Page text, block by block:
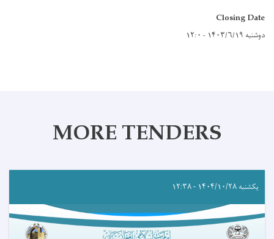
Closing Date
دوشنبه ۱۴۰۳/۶/۱۹ - ۱۲:۰
MORE TENDERS
یکشنبه ۱۴۰۴/۱۰/۲۸ - ۱۲:۳۸